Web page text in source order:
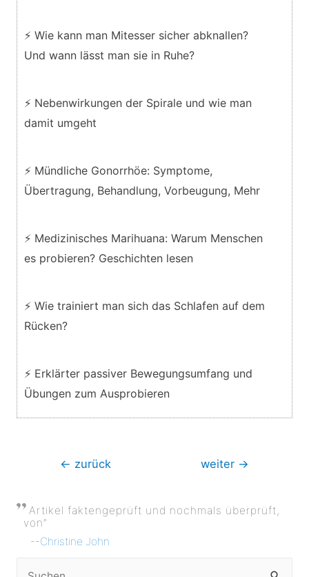
⚡ Wie kann man Mitesser sicher abknallen?
Und wann lässt man sie in Ruhe?
⚡ Nebenwirkungen der Spirale und wie man
damit umgeht
⚡ Mündliche Gonorrhöe: Symptome,
Übertragung, Behandlung, Vorbeugung, Mehr
⚡ Medizinisches Marihuana: Warum Menschen
es probieren? Geschichten lesen
⚡ Wie trainiert man sich das Schlafen auf dem
Rücken?
⚡ Erklärter passiver Bewegungsumfang und
Übungen zum Ausprobieren
Beitragsnavigation
← zurück weiter →
Artikel faktengeprüft und nochmals überprüft,
von”
--Christine John